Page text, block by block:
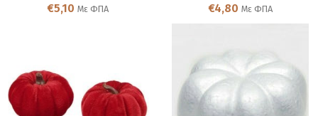
€5,10 Με ΦΠΑ
€4,80 Με ΦΠΑ